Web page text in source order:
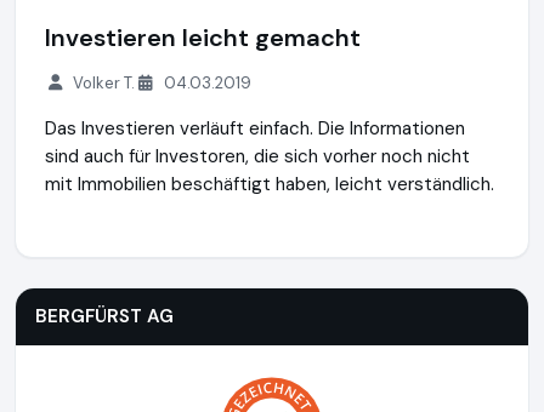
Investieren leicht gemacht
Volker T. 04.03.2019
Das Investieren verläuft einfach. Die Informationen
sind auch für Investoren, die sich vorher noch nicht
mit Immobilien beschäftigt haben, leicht verständlich.
BERGFÜRST AG